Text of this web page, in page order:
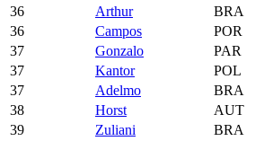
36
Arthur BRA
36
Campos POR
37
Gonzalo PAR
37
Kantor POL
37
Adelmo BRA
38
Horst AUT
39
Zuliani BRA